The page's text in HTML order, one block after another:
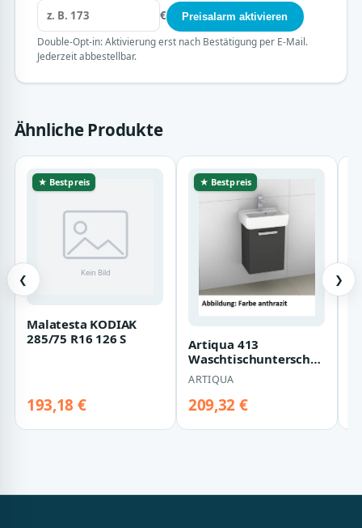
€
Preisalarm aktivieren
Double-Opt-in: Aktivierung erst nach Bestätigung per E-Mail.
Jederzeit abbestellbar.
Ähnliche Produkte
❮
★ Bestpreis
Malatesta KODIAK
285/75 R16 126 S
193,18 €
★ Bestpreis
Artiqua 413
Waschtischunterschrank
für Renova Plan
272145, 272146, 272…
ARTIQUA
209,32 €
❯